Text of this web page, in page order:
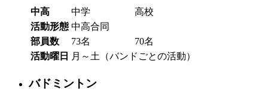
中高 中学
高校
活動形態 中高合同
部員数
73名
70名
活動曜日
月～土（バンドごとの活動）
バドミントン